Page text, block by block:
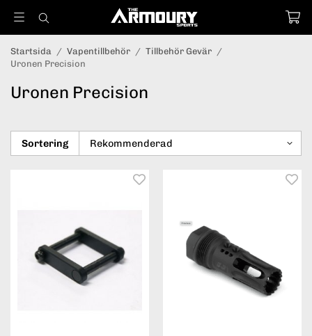
Startsida / Vapentillbehör / Tillbehör Gevär /
Uronen Precision
Uronen Precision
Sortering